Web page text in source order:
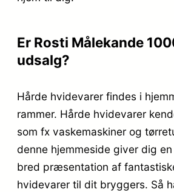
Er Rosti Målekande
udsalg?
Hårde hvidevarer findes i
rammer. Hårde hvidevarer
som fx vaskemaskiner og
denne hjemmeside giver dig
bred præsentation af
hvidevarer til dit bryggers. Så